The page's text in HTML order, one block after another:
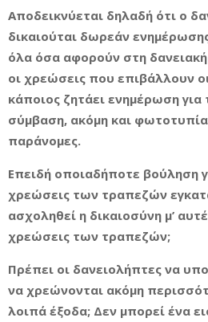
Αποδεικνύεται δηλαδή ότι ο
δικαιούται δωρεάν
όλα όσα αφορούν στη
οι χρεώσεις που επιβάλλουν
κάποιος ζητάει ενημέρωση για
σύμβαση, ακόμη και φωτοτυπία
παράνομες.
Επειδή οποιαδήποτε βούληση
χρεώσεις των τραπεζών
ασχοληθεί η δικαιοσύνη μ’
χρεώσεις των τραπεζών;
Πρέπει οι δανειολήπτες να
να χρεώνονται ακόμη
λοιπά έξοδα; Δεν μπορεί ένα